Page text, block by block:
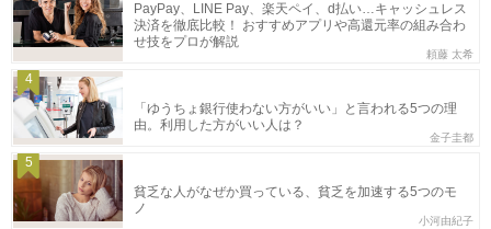
PayPay、LINE Pay、楽天ペイ、d払い…キャッシュレス
決済を徹底比較！ おすすめアプリや高還元率の組み合わ
せ技をプロが解説
頼藤 太希
4
「ゆうちょ銀行使わない方がいい」と言われる5つの理
由。利用した方がいい人は？
金子圭都
5
貧乏な人がなぜか買っている、貧乏を加速する5つのモ
ノ
小河由紀子